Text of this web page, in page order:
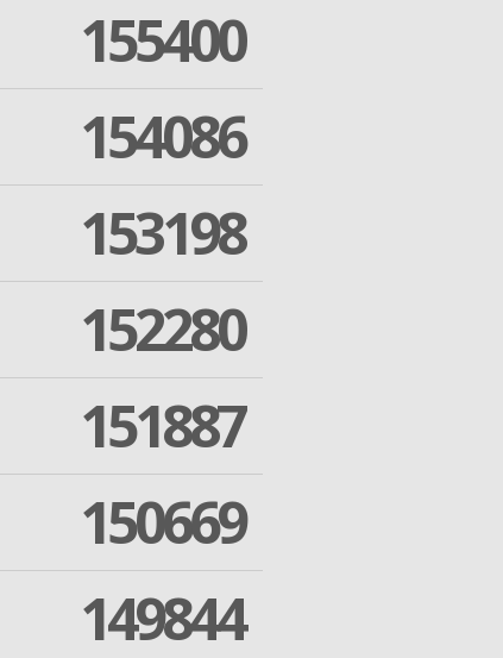
155400
154086
153198
152280
151887
150669
149844